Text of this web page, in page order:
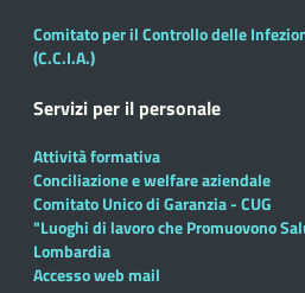
Comitato per il Controllo delle
(C.C.I.A.)
Servizi per il personale
Attività formativa
Conciliazione e welfare aziendale
Comitato Unico di Garanzia - CUG
"Luoghi di lavoro che Promuovono
Lombardia
Accesso web mail